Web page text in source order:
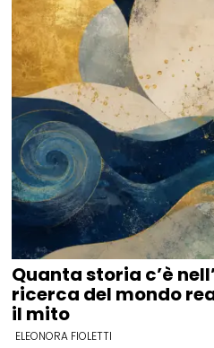
Quanta storia c’è
ricerca del mondo
il mito
ELEONORA FIOLETTI